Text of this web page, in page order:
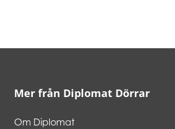
Mer från Diplomat Dörrar
Om Diplomat